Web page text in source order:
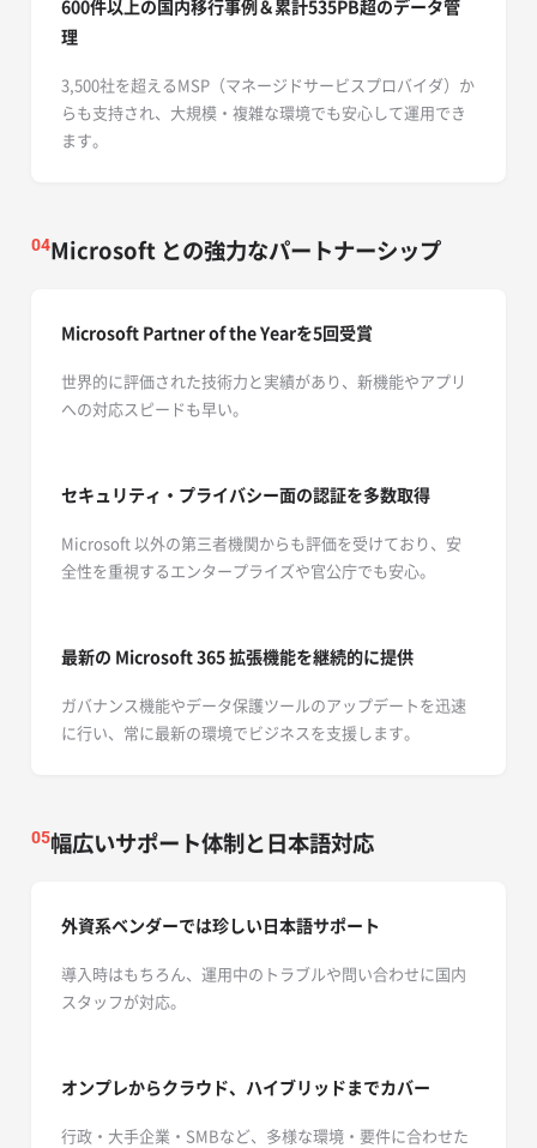
600件以上の国内移行事例＆累計535PB超のデータ管
理
3,500社を超えるMSP（マネージドサービスプロバイダ）か
らも支持され、大規模・複雑な環境でも安心して運用でき
ます。
04Microsoft との強力なパートナーシップ
Microsoft Partner of the Yearを5回受賞
世界的に評価された技術力と実績があり、新機能やアプリ
への対応スピードも早い。
セキュリティ・プライバシー面の認証を多数取得
Microsoft 以外の第三者機関からも評価を受けており、安
全性を重視するエンタープライズや官公庁でも安心。
最新の Microsoft 365拡張機能を継続的に提供
ガバナンス機能やデータ保護ツールのアップデートを迅速
に行い、常に最新の環境でビジネスを支援します。
05幅広いサポート体制と日本語対応
外資系ベンダーでは珍しい日本語サポート
導入時はもちろん、運用中のトラブルや問い合わせに国内
スタッフが対応。
オンプレからクラウド、ハイブリッドまでカバー
行政・大手企業・SMBなど、多様な環境・要件に合わせた